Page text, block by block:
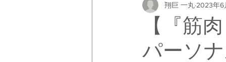
【『筋
パーソ
翔巨 一丸 2023年6